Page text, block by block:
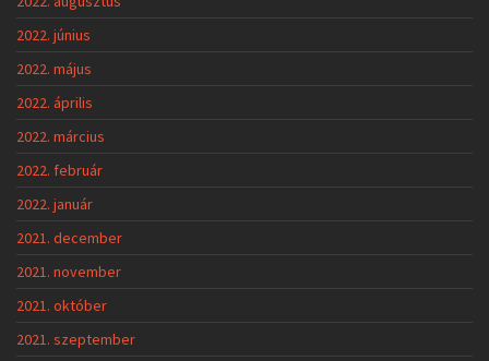
2022. június
2022. május
2022. április
2022. március
2022. február
2022. január
2021. december
2021. november
2021. október
2021. szeptember